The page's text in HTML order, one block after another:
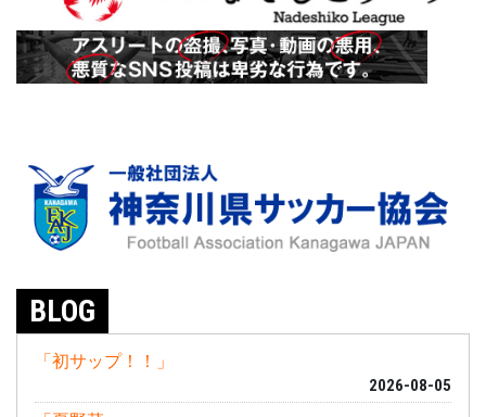
BLOG
「初サップ！！」
2026-08-05